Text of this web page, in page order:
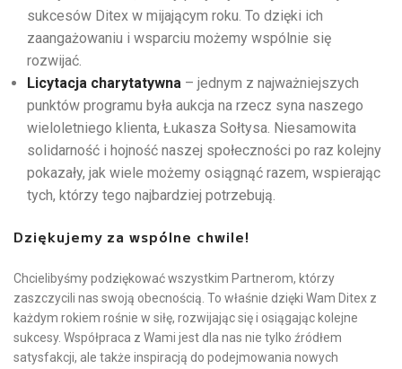
sukcesów Ditex w mijającym roku. To dzięki ich
zaangażowaniu i wsparciu możemy wspólnie się
rozwijać.
Licytacja charytatywna – jednym z najważniejszych
punktów programu była aukcja na rzecz syna naszego
wieloletniego klienta, Łukasza Sołtysa. Niesamowita
solidarność i hojność naszej społeczności po raz kolejny
pokazały, jak wiele możemy osiągnąć razem, wspierając
tych, którzy tego najbardziej potrzebują.
Dziękujemy za wspólne chwile!
Chcielibyśmy podziękować wszystkim Partnerom, którzy
zaszczycili nas swoją obecnością. To właśnie dzięki Wam Ditex z
każdym rokiem rośnie w siłę, rozwijając się i osiągając kolejne
sukcesy. Współpraca z Wami jest dla nas nie tylko źródłem
satysfakcji, ale także inspiracją do podejmowania nowych